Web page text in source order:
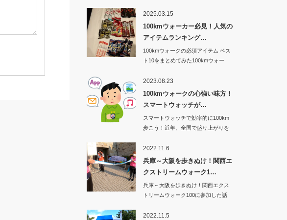
2025.03.15
100kmウォーカー必見！人気の
アイテムランキング…
100kmウォークの必須アイテム ベス
ト10をまとめてみた100kmウォー
2023.08.23
100kmウォークの心強い味方！
スマートウォッチが…
スマートウォッチで効率的に100km
歩こう！近年、全国で盛り上がりを
2022.11.6
兵庫～大阪を歩きぬけ！関西エ
クストリームウォーク1…
兵庫～大阪を歩きぬけ！関西エクス
トリームウォーク100に参加した話
2022.11.5